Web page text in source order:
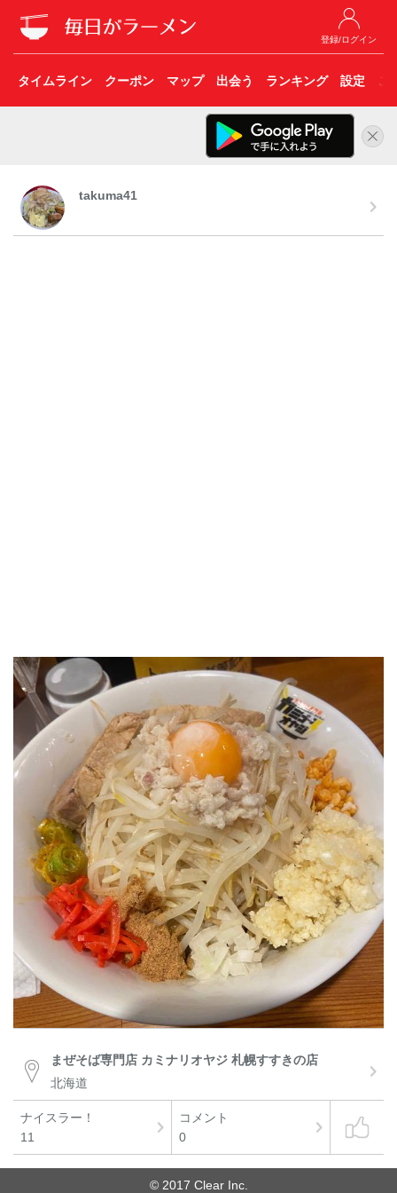
登録/ログイン
タイムライン クーポン マップ 出会う ランキング 設定 こ
takuma41
まぜそば専門店 カミナリオヤジ 札幌すすきの店
北海道
ナイスラー！
11
コメント
0
© 2017 Clear Inc.